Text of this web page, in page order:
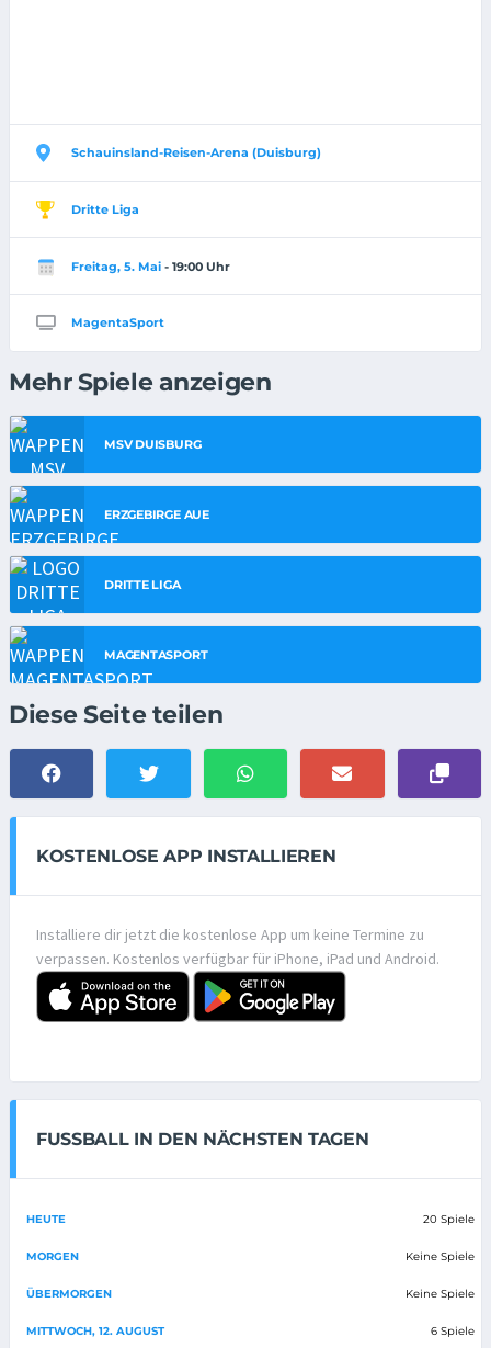
Schauinsland-Reisen-Arena (Duisburg)
Dritte Liga
Freitag, 5. Mai - 19:00 Uhr
MagentaSport
Mehr Spiele anzeigen
MSV DUISBURG
ERZGEBIRGE AUE
DRITTE LIGA
MAGENTASPORT
Diese Seite teilen
KOSTENLOSE APP INSTALLIEREN
Installiere dir jetzt die kostenlose App um keine Termine zu
verpassen. Kostenlos verfügbar für iPhone, iPad und Android.
FUSSBALL IN DEN NÄCHSTEN TAGEN
HEUTE 20 Spiele
MORGEN Keine Spiele
ÜBERMORGEN Keine Spiele
MITTWOCH, 12. AUGUST 6 Spiele